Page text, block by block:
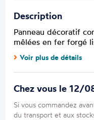
Description
Panneau décoratif
mêlées en fer forgé
Voir plus de détails
Chez vous le 12/
Si vous commandez
du transport et aux